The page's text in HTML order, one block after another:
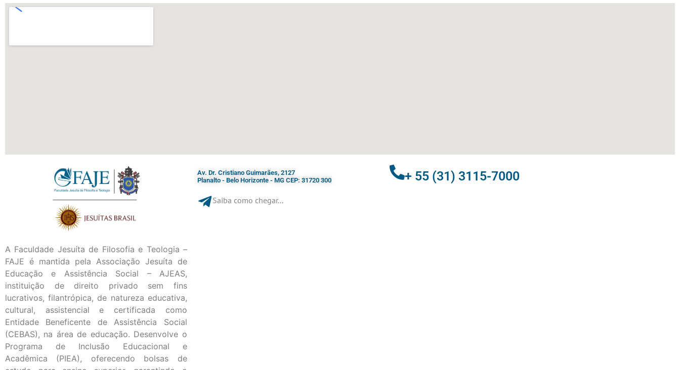
A Faculdade Jesuíta de Filosofia e Teologia –
FAJE é mantida pela Associação Jesuíta de
Educação e Assistência Social – AJEAS,
instituição de direito privado sem fins
lucrativos, filantrópica, de natureza educativa,
cultural, assistencial e certificada como
Entidade Beneficente de Assistência Social
(CEBAS), na área de educação. Desenvolve o
Programa de Inclusão Educacional e
Acadêmica (PIEA), oferecendo bolsas de
Av. Dr. Cristiano Guimarães, 2127
Planalto - Belo Horizonte - MG CEP: 31720 300
Saiba como chegar...
+ 55 (31) 3115-7000​